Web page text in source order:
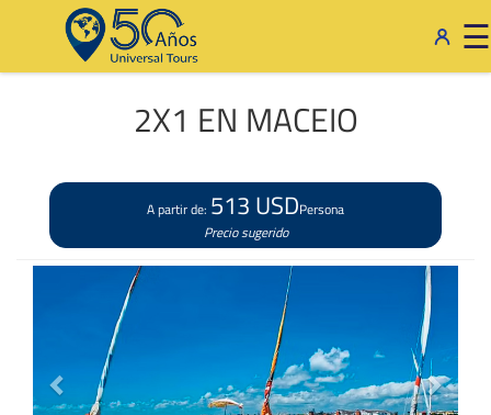
☰
×
2X1 EN MACEIO
A partir de: 513 USDPersona
Precio sugerido
Previous Next